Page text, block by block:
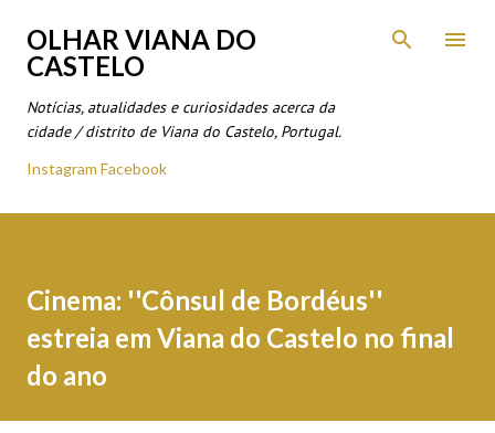
Avançar para o conteúdo principal
OLHAR VIANA DO
CASTELO
Notícias, atualidades e curiosidades acerca da
cidade / distrito de Viana do Castelo, Portugal.
Instagram Facebook
Cinema: ''Cônsul de Bordéus''
estreia em Viana do Castelo no final
do ano